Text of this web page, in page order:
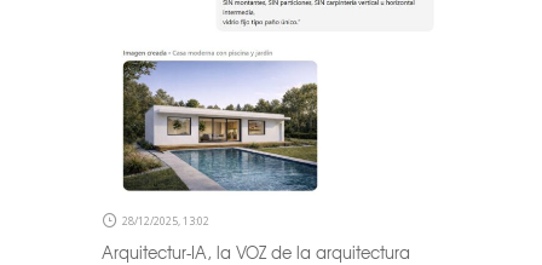
28/12/2025, 13:02
Arquitectur-IA, la VOZ de la arquitectura